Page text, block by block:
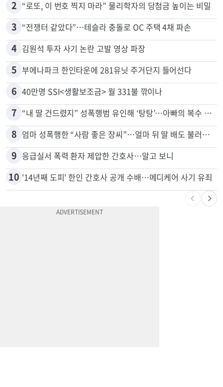
2 “로또, 이 번호 찍지 마라” 물리학자의 당첨금 높이는 비밀
3 “전쟁터 같았다”…테슬라 충돌로 OC 주택 4채 파손
4 김원석 투자 사기 논란 고발 영상 파장
5 부에나파크 한인타운에 281유닛 주거단지 들어선다
6 40만명 SSI<생활보조금> 월 331불 깎이나
7 “내 딸 건드렸지” 성폭행범 유인해 ‘탕탕’…아빠의 복수 결말
8 엄마 성폭행한 “사람 좋은 장씨”…얼마 뒤 딸 배도 불러왔다
9 응급실서 폭력 환자 제압한 간호사…알고 보니
10 '14년째 도피' 한인 간호사 공개 수배…메디케어 사기 유죄